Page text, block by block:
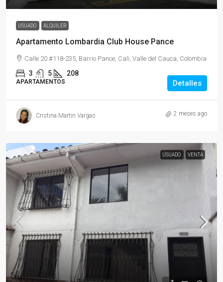
USUADO ALQUILER
Apartamento Lombardia Club House Pance
Calle 20 #118-235, Barrio Pance, Cali, Valle del Cauca, Colombia
3 5 208
APARTAMENTOS Detalles
Cristina Martin Vargas 2 meses ago
USUADO VENTA